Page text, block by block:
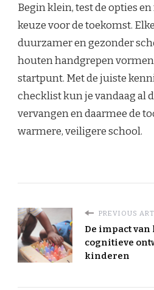
Begin klein, test de opties
keuze voor de toekomst.
duurzamer en gezonder
houten handgrepen
startpunt. Met de juiste
checklist kun je vandaag al
vervangen en daarmee de
warmere, veiligere school.
PREVIOUS
De impact
cognitieve
kinderen